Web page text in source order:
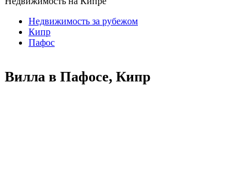
Недвижимость за рубежом
Кипр
Пафос
Вилла в Пафосе, Кипр